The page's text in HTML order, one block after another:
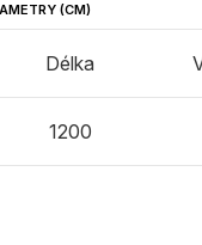
(CM)
Délka
1200